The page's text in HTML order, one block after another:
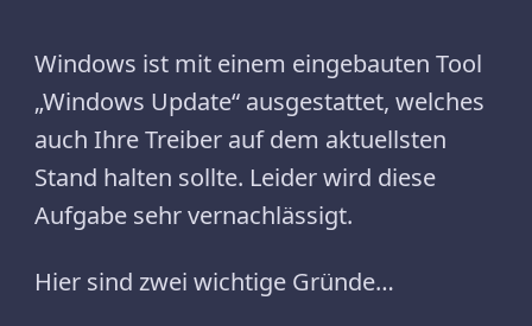
Windows ist mit einem eingebauten Tool
„Windows Update“ ausgestattet, welches
auch Ihre Treiber auf dem aktuellsten
Stand halten sollte. Leider wird diese
Aufgabe sehr vernachlässigt.
Hier sind zwei wichtige Gründe…